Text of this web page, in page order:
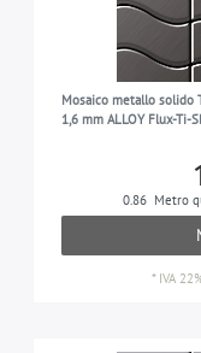
Mosaico metallo solido
1,6 mm ALLOY Flux-Ti-
0.86 Metro
* IVA